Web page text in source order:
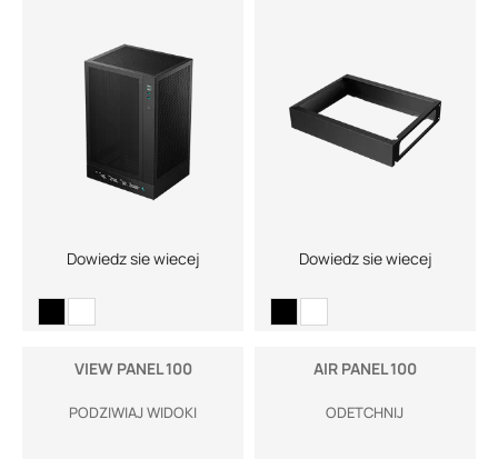
Dowiedz sie wiecej Dowiedz sie wiecej
VIEW PANEL 100
PODZIWIAJ WIDOKI
AIR PANEL 100
ODETCHNIJ